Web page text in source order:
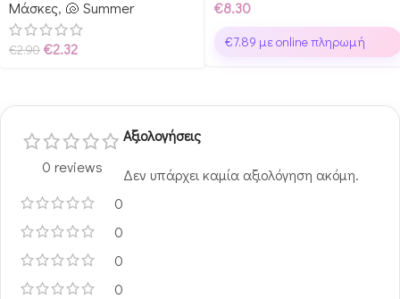
Μάσκες, 🐚 Summer
€2.90 €2.32
€8.30
€7.89 με online πληρωμή
0 reviews
0
0
0
0
Αξιολογήσεις
Δεν υπάρχει καμία αξιολόγηση ακόμη.